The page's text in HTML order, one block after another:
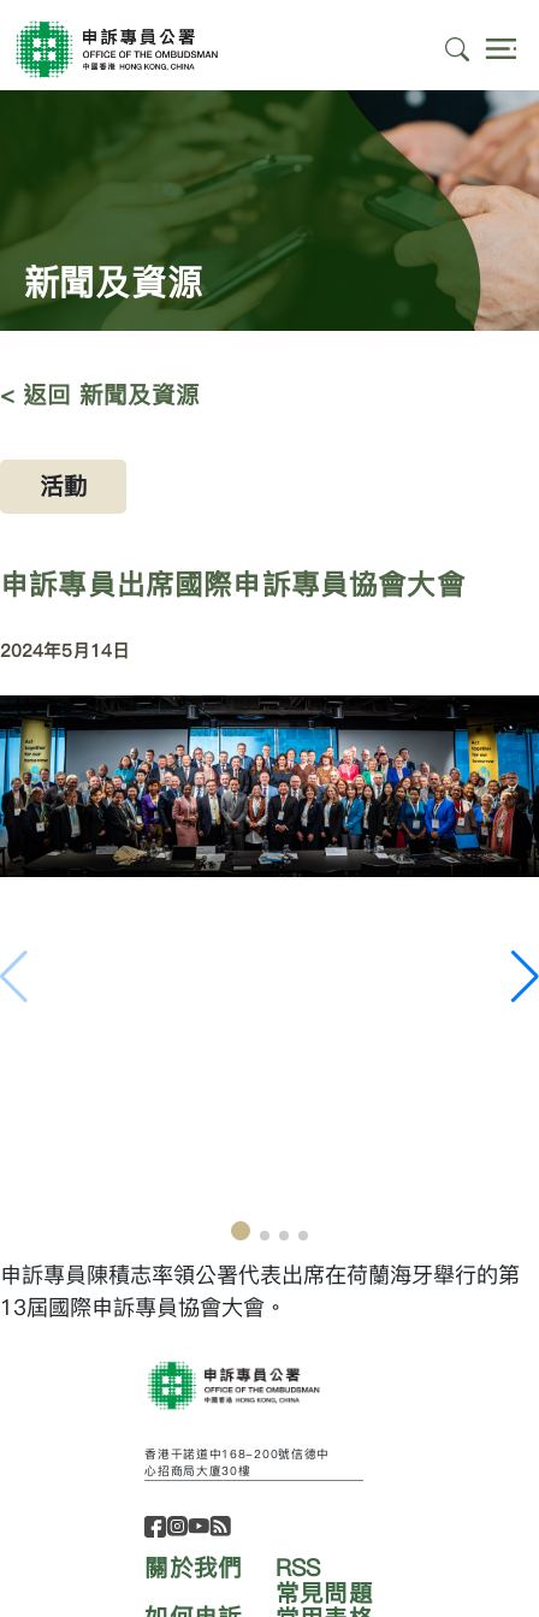
新聞及資源
< 返回 新聞及資源
活動
申訴專員出席國際申訴專員協會大會
2024年5月14日
申訴專員陳積志率領公署代表出席在荷蘭海牙舉行的第
13屆國際申訴專員協會大會。
香港干諾道中168-200號信德中
心招商局大廈30樓
關於我們
RSS
常見問題